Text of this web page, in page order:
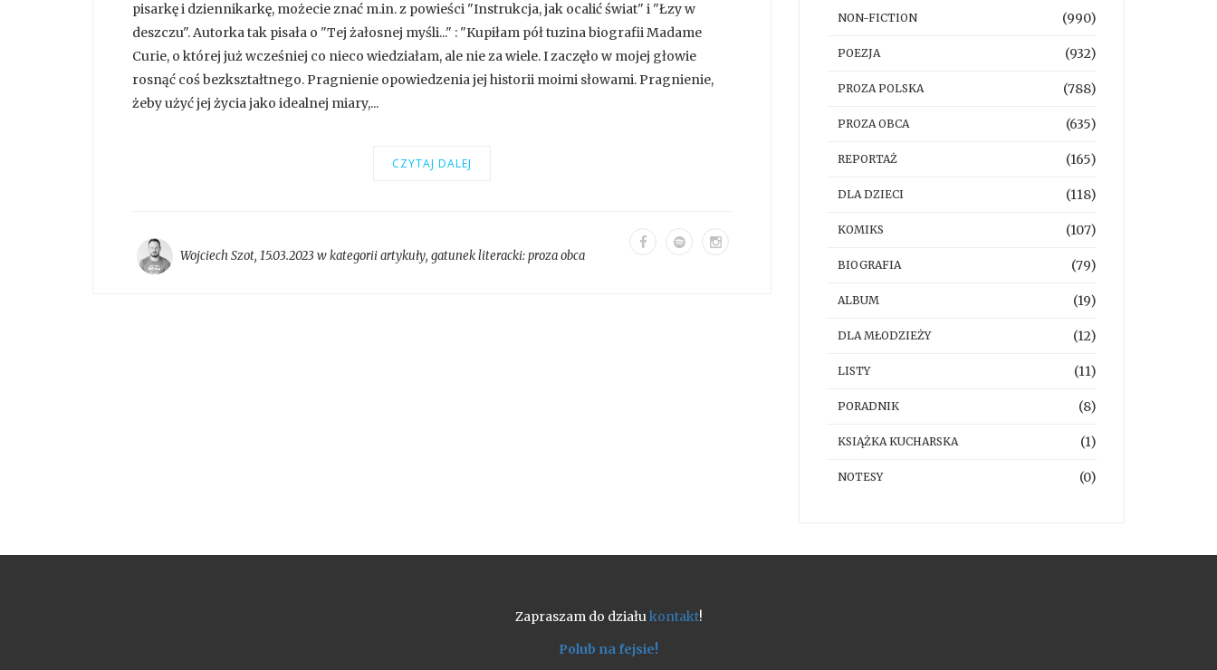
pisarkę i dziennikarkę, możecie znać m.in. z powieści "Instrukcja, jak ocalić świat" i "Łzy w
deszczu". Autorka tak pisała o "Tej żałosnej myśli..." : "Kupiłam pół tuzina biografii Madame
Curie, o której już wcześniej co nieco wiedziałam, ale nie za wiele. I zaczęło w mojej głowie
rosnąć coś bezkształtnego. Pragnienie opowiedzenia jej historii moimi słowami. Pragnienie,
żeby użyć jej życia jako idealnej miary,...
CZYTAJ DALEJ
Wojciech Szot, 15.03.2023 w kategoriiartykuły, gatunek literacki:proza obca
NON-FICTION (990)
POEZJA (932)
PROZA POLSKA (788)
PROZA OBCA (635)
REPORTAŻ (165)
DLA DZIECI (118)
KOMIKS (107)
BIOGRAFIA (79)
ALBUM (19)
DLA MŁODZIEŻY (12)
LISTY (11)
PORADNIK (8)
KSIĄŻKA KUCHARSKA (1)
NOTESY (0)
Zapraszam do działukontakt!
Polub na fejsie!